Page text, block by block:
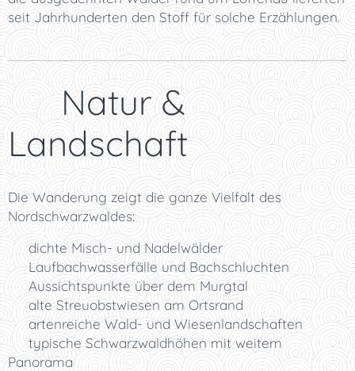
seit Jahrhunderten den Stoff für solche Erzählungen.
🌿 Natur &
Landschaft
Die Wanderung zeigt die ganze Vielfalt des
Nordschwarzwaldes:
🌲 dichte Misch- und Nadelwälder
💧 Laufbachwasserfälle und Bachschluchten
🌄 Aussichtspunkte über dem Murgtal
🌳 alte Streuobstwiesen am Ortsrand
🦋 artenreiche Wald- und Wiesenlandschaften
🌿 typische Schwarzwaldhöhen mit weitem
Panorama